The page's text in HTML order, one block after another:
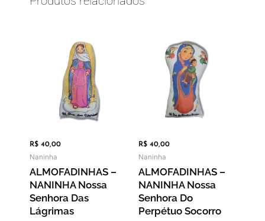
R$ 40,00
Naninha
ALMOFADINHAS –
NANINHA Nossa
Senhora Das
Lágrimas
R$ 40,00
Naninha
ALMOFADINHAS –
NANINHA Nossa
Senhora Do
Perpétuo Socorro